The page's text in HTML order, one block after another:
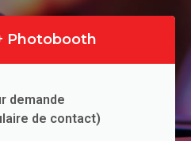
Photobooth
demande
de contact)